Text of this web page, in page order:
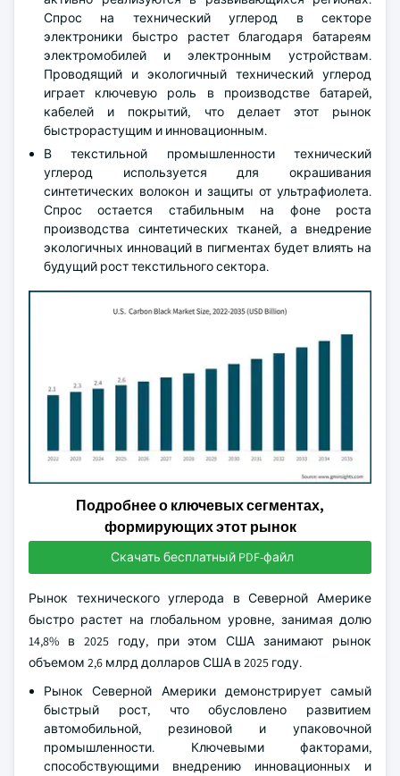
Спрос на технический углерод в секторе
электроники быстро растет благодаря батареям
электромобилей и электронным устройствам.
Проводящий и экологичный технический углерод
играет ключевую роль в производстве батарей,
кабелей и покрытий, что делает этот рынок
быстрорастущим и инновационным.
В текстильной промышленности технический
углерод используется для окрашивания
синтетических волокон и защиты от ультрафиолета.
Спрос остается стабильным на фоне роста
производства синтетических тканей, а внедрение
экологичных инноваций в пигментах будет влиять на
будущий рост текстильного сектора.
Подробнее о ключевых сегментах,
формирующих этот рынок
Скачать бесплатный PDF-файл
Рынок технического углерода в Северной Америке
быстро растет на глобальном уровне, занимая долю
14,8% в 2025 году, при этом США занимают рынок
объемом 2,6 млрд долларов США в 2025 году.
Рынок Северной Америки демонстрирует самый
быстрый рост, что обусловлено развитием
автомобильной, резиновой и упаковочной
промышленности. Ключевыми факторами,
способствующими внедрению инновационных и